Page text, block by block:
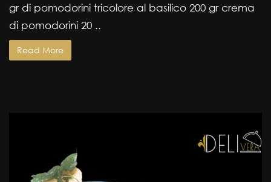
gr di pomodorini tricolore al basilico 200 gr crema
di pomodorini 20 ..
Read More